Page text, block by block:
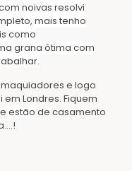
noivas resolvi
mais tenho
como
grana ótima com
e logo
em Londres. Fiquem
estão de casamento